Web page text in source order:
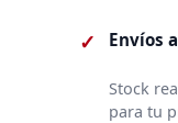
✓ Envíos
Stock
para tu